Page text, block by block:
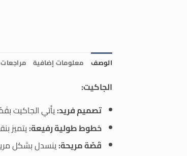
الوصف معلومات إضافية مراجعات
الجاكيت:
تصميم فريد:يأتي الجاكيت
خطوط طولية رفيعة:يتميز
قَصّة مريحة:ينسدل بشكل